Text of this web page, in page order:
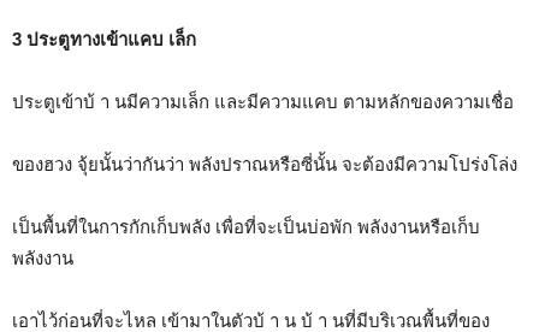
3 ประตูทางเข้าแคบ เล็ก
ประตูเข้าบ้ า นมีความเล็ก และมีความแคบ ตามหลักของความเชื่อ
ของฮวง จุ้ยนั้นว่ากันว่า พลังปราณหรือซี่นั้น จะต้องมีความโปร่งโล่ง
เป็นพื้นที่ในการกักเก็บพลัง เพื่อที่จะเป็นบ่อพัก พลังงานหรือเก็บ
พลังงาน
เอาไว้ก่อนที่จะไหล เข้ามาในตัวบ้ า น บ้ า นที่มีบริเวณพื้นที่ของ